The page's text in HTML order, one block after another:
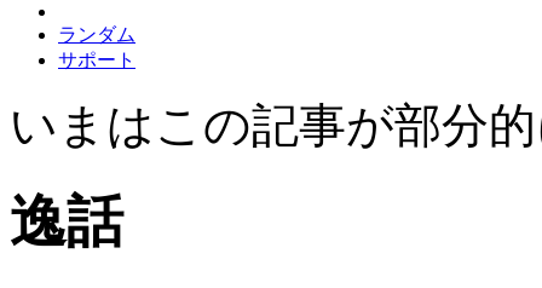
ランダム
サポート
いまはこの記事が部分
逸話